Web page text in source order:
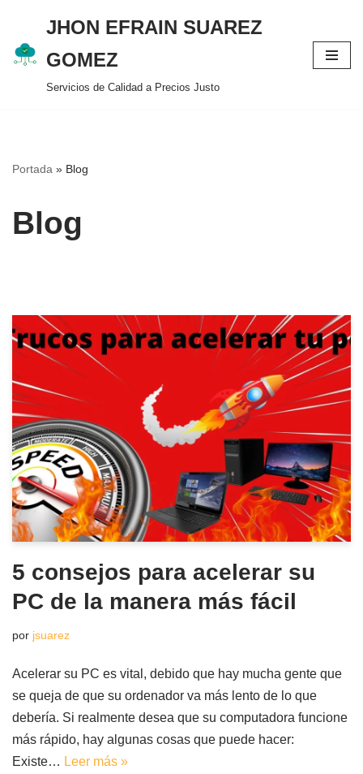
Saltar
al
contenido
JHON EFRAIN SUAREZ
GOMEZ
Servicios de Calidad a Precios Justo
Portada » Blog
Blog
5 consejos para acelerar su
PC de la manera más fácil
por jsuarez
Acelerar su PC es vital, debido que hay mucha gente que
se queja de que su ordenador va más lento de lo que
debería. Si realmente desea que su computadora funcione
más rápido, hay algunas cosas que puede hacer:
Existe… Leer más »